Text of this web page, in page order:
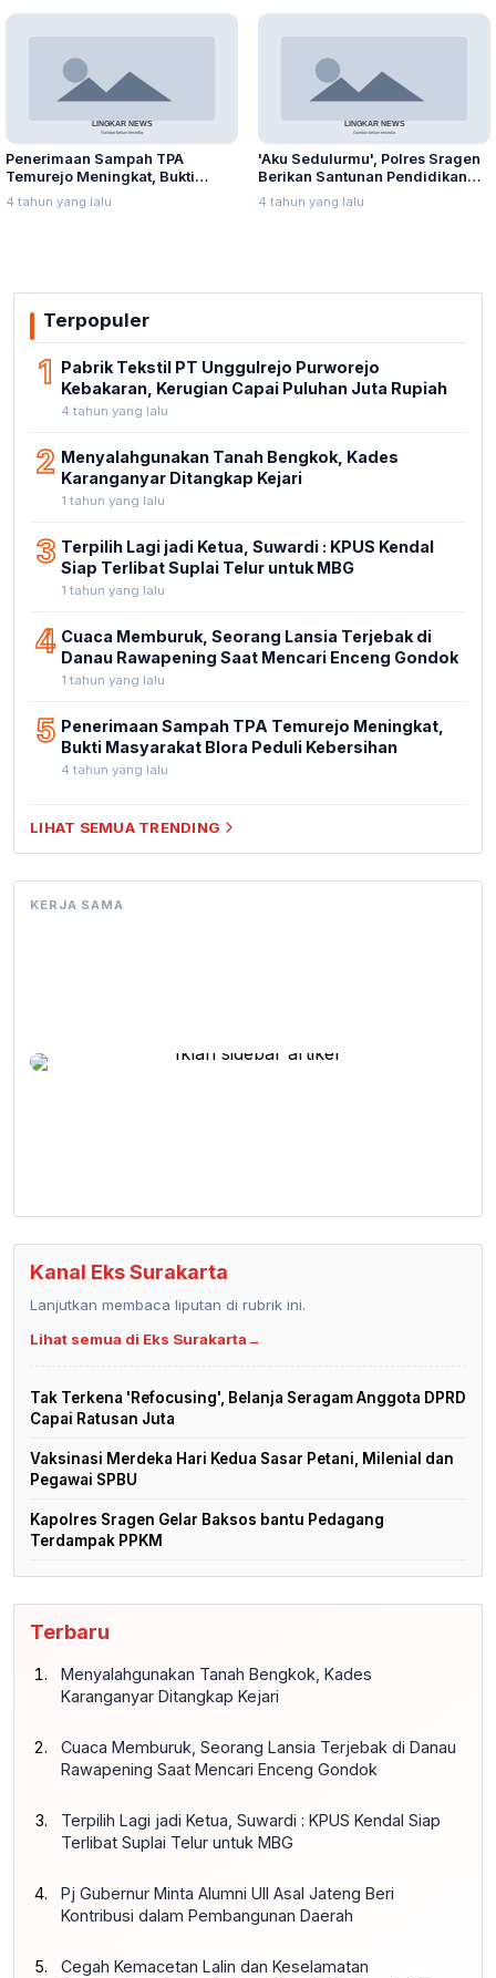
Penerimaan Sampah TPA
Temurejo Meningkat, Bukti
Masyarakat Blora Peduli
Kebersihan
4 tahun yang lalu
'Aku Sedulurmu', Polres Sragen
Berikan Santunan Pendidikan
Anak Yatim Piatu
4 tahun yang lalu
Terpopuler
1 Pabrik Tekstil PT Unggulrejo Purworejo
Kebakaran, Kerugian Capai Puluhan Juta Rupiah
4 tahun yang lalu
2 Menyalahgunakan Tanah Bengkok, Kades
Karanganyar Ditangkap Kejari
1 tahun yang lalu
3 Terpilih Lagi jadi Ketua, Suwardi : KPUS Kendal
Siap Terlibat Suplai Telur untuk MBG
1 tahun yang lalu
4 Cuaca Memburuk, Seorang Lansia Terjebak di
Danau Rawapening Saat Mencari Enceng Gondok
1 tahun yang lalu
5 Penerimaan Sampah TPA Temurejo Meningkat,
Bukti Masyarakat Blora Peduli Kebersihan
4 tahun yang lalu
LIHAT SEMUA TRENDING
KERJA SAMA
Kanal Eks Surakarta
Lanjutkan membaca liputan di rubrik ini.
Lihat semua di Eks Surakarta→
Tak Terkena 'Refocusing', Belanja Seragam Anggota DPRD
Capai Ratusan Juta
Vaksinasi Merdeka Hari Kedua Sasar Petani, Milenial dan
Pegawai SPBU
Kapolres Sragen Gelar Baksos bantu Pedagang
Terdampak PPKM
Terbaru
Menyalahgunakan Tanah Bengkok, Kades
Karanganyar Ditangkap Kejari
Cuaca Memburuk, Seorang Lansia Terjebak di Danau
Rawapening Saat Mencari Enceng Gondok
Terpilih Lagi jadi Ketua, Suwardi : KPUS Kendal Siap
Terlibat Suplai Telur untuk MBG
Pj Gubernur Minta Alumni UII Asal Jateng Beri
Kontribusi dalam Pembangunan Daerah
Cegah Kemacetan Lalin dan Keselamatan